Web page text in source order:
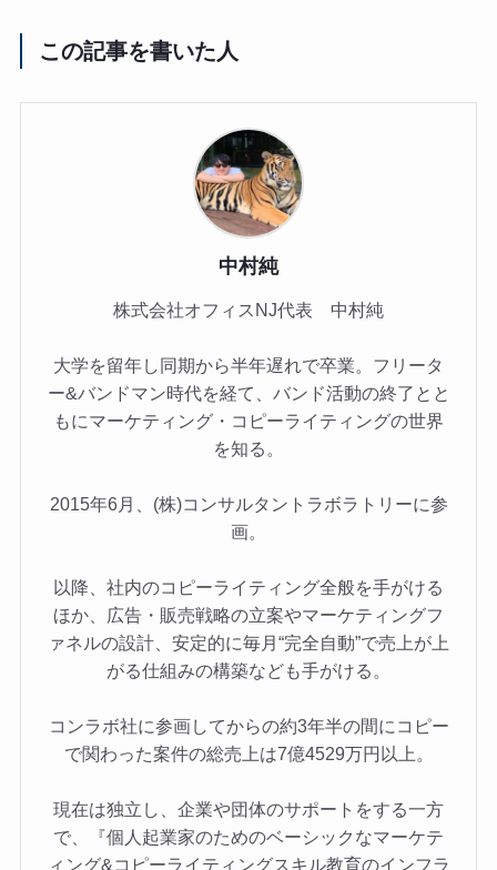
この記事を書いた人
中村純
株式会社オフィスNJ代表 中村純
大学を留年し同期から半年遅れで卒業。フリータ
ー&バンドマン時代を経て、バンド活動の終了とと
もにマーケティング・コピーライティングの世界
を知る。
2015年6月、(株)コンサルタントラボラトリーに参
画。
以降、社内のコピーライティング全般を手がける
ほか、広告・販売戦略の立案やマーケティングフ
ァネルの設計、安定的に毎月“完全自動”で売上が上
がる仕組みの構築なども手がける。
コンラボ社に参画してからの約3年半の間にコピー
で関わった案件の総売上は7億4529万円以上。
現在は独立し、企業や団体のサポートをする一方
で、『個人起業家のためのベーシックなマーケテ
ィング&コピーライティングスキル教育のインフラ